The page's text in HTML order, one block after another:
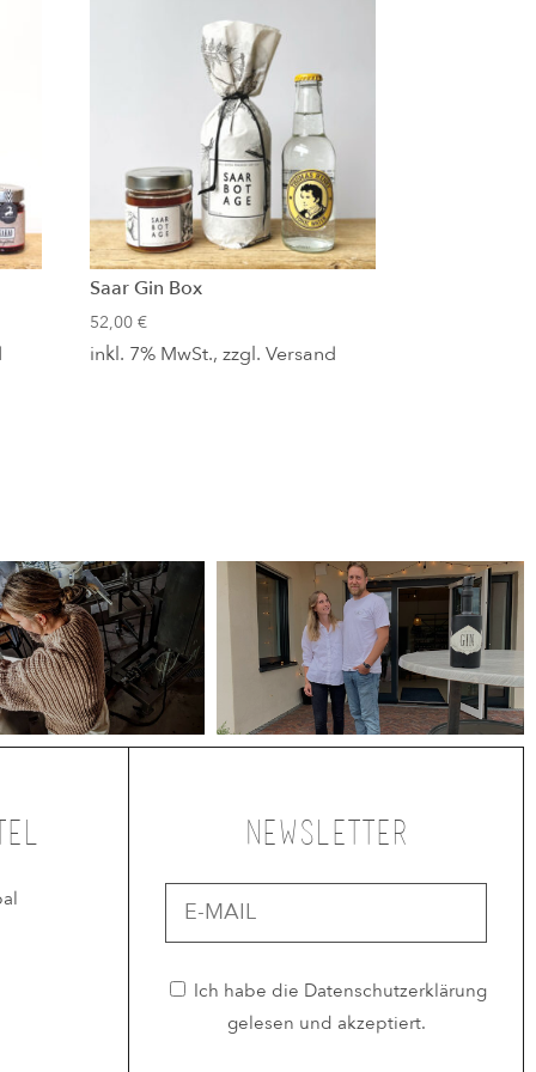
Saar Gin Box
52,00€
inkl. 7% MwSt., zzgl.Versand
Newsletter
Ich habe die Datenschutzerklärung
gelesen und akzeptiert.